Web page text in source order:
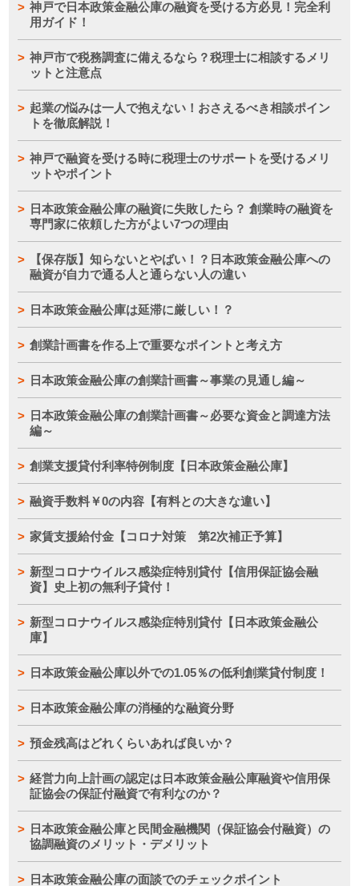
神戸で日本政策金融公庫の融資を受ける方必見！完全利
用ガイド！
神戸市で税務調査に備えるなら？税理士に相談するメリ
ットと注意点
起業の悩みは一人で抱えない！おさえるべき相談ポイン
トを徹底解説！
神戸で融資を受ける時に税理士のサポートを受けるメリ
ットやポイント
日本政策金融公庫の融資に失敗したら？ 創業時の融資を
専門家に依頼した方がよい7つの理由
【保存版】知らないとやばい！？日本政策金融公庫への
融資が自力で通る人と通らない人の違い
日本政策金融公庫は延滞に厳しい！？
創業計画書を作る上で重要なポイントと考え方
日本政策金融公庫の創業計画書～事業の見通し編～
日本政策金融公庫の創業計画書～必要な資金と調達方法
編～
創業支援貸付利率特例制度【日本政策金融公庫】
融資手数料￥0の内容【有料との大きな違い】
家賃支援給付金【コロナ対策 第2次補正予算】
新型コロナウイルス感染症特別貸付【信用保証協会融
資】史上初の無利子貸付！
新型コロナウイルス感染症特別貸付【日本政策金融公
庫】
日本政策金融公庫以外での1.05％の低利創業貸付制度！
日本政策金融公庫の消極的な融資分野
預金残高はどれくらいあれば良いか？
経営力向上計画の認定は日本政策金融公庫融資や信用保
証協会の保証付融資で有利なのか？
日本政策金融公庫と民間金融機関（保証協会付融資）の
協調融資のメリット・デメリット
日本政策金融公庫の面談でのチェックポイント